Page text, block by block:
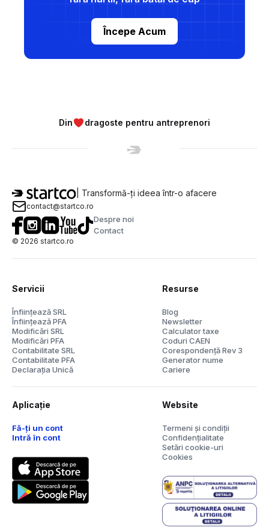
Începe Acum
Din dragoste pentru antreprenori
| Transformă-ți ideea într-o afacere
contact@startco.ro
Despre noi
Contact
© 2026 startco.ro
Servicii
Înființează SRL
Înființează PFA
Modificări SRL
Modificări PFA
Contabilitate SRL
Contabilitate PFA
Declarația Unică
Resurse
Blog
Newsletter
Calculator taxe
Coduri CAEN
Corespondență Rev 3
Generator nume
Cariere
Aplicație
Fă-ți un cont
Intră în cont
Website
Termeni și condiții
Confidențialitate
Setări cookie-uri
Cookies